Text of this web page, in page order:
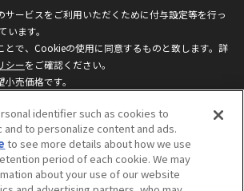
ービスをご利用いただくために付与設定等を行っ
ます。
で、Cookieの使用に同意するものと致します。詳
シーをご確認ください。
売価格です。
さい。
Do Not Sell or Share My
Personal Information
identifier such as cookies to
and to personalize content and ads.
to see more details about how we use
period of each cookie. We may
about your use of our website